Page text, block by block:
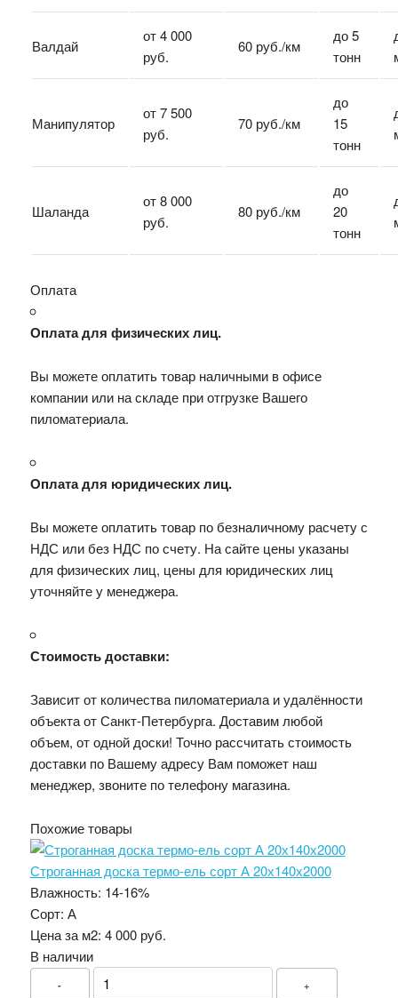
Валдай
от 4 000
руб.
60 руб./км
до 5
тонн
Манипулятор
от 7 500
руб.
70 руб./км
до
15
тонн
Шаланда
от 8 000
руб.
80 руб./км
до
20
тонн
Оплата
Оплата для физических лиц.
Вы можете оплатить товар наличными в офисе
компании или на складе при отгрузке Вашего
пиломатериала.
Оплата для юридических лиц.
Вы можете оплатить товар по безналичному расчету с
НДС или без НДС по счету. На сайте цены указаны
для физических лиц, цены для юридических лиц
уточняйте у менеджера.
Стоимость доставки:
Зависит от количества пиломатериала и удалённости
объекта от Санкт-Петербурга. Доставим любой
объем, от одной доски! Точно рассчитать стоимость
доставки по Вашему адресу Вам поможет наш
менеджер, звоните по телефону магазина.
Похожие товары
Строганная доска термо-ель сорт А 20х140х2000
Влажность: 14-16%
Сорт: А
Цена за м2: 4 000 руб.
В наличии
- +